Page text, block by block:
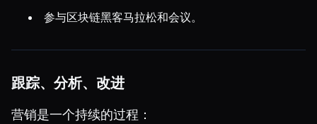
参与区块链黑客马拉松和会议。
跟踪、分析、改进
营销是一个持续的过程：